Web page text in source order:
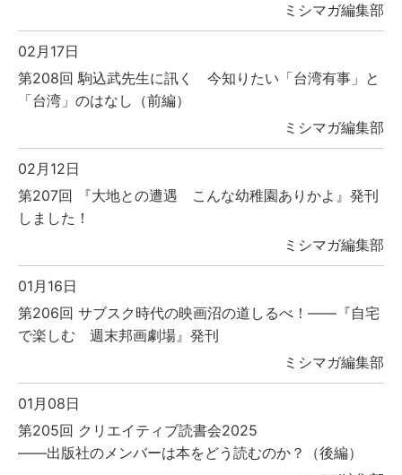
ミシマガ編集部
02月17日
第208回 駒込武先生に訊く 今知りたい「台湾有事」と
「台湾」のはなし（前編）
ミシマガ編集部
02月12日
第207回 『大地との遭遇 こんな幼稚園ありかよ』発刊
しました！
ミシマガ編集部
01月16日
第206回 サブスク時代の映画沼の道しるべ！――『自宅
で楽しむ 週末邦画劇場』発刊
ミシマガ編集部
01月08日
第205回 クリエイティブ読書会2025
――出版社のメンバーは本をどう読むのか？（後編）